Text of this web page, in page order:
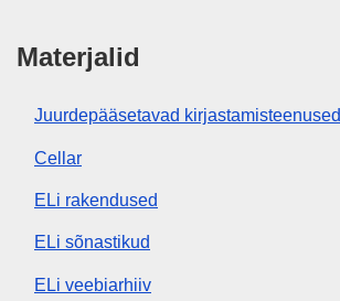
Materjalid
Juurdepääsetavad kirjastamisteenused
Cellar
ELi rakendused
ELi sõnastikud
ELi veebiarhiiv